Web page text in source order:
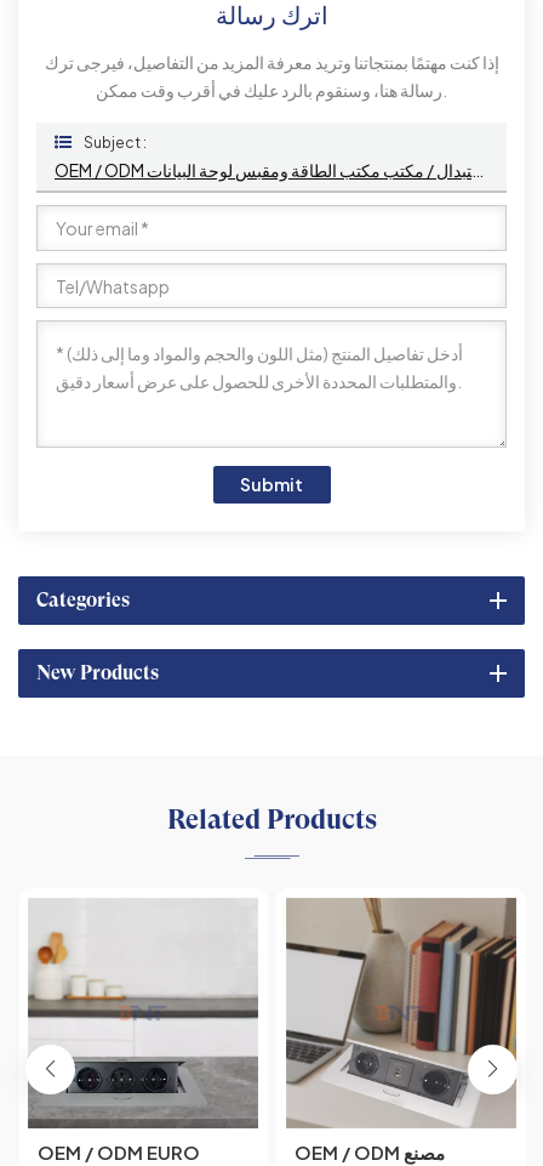
اترك رسالة
إذا كنت مهتمًا بمنتجاتنا وتريد معرفة المزيد من التفاصيل، فيرجى ترك
Subject :
Submit
Categories
New Products
Related Products
OEM / ODM EURO
OEM / ODM مصنع